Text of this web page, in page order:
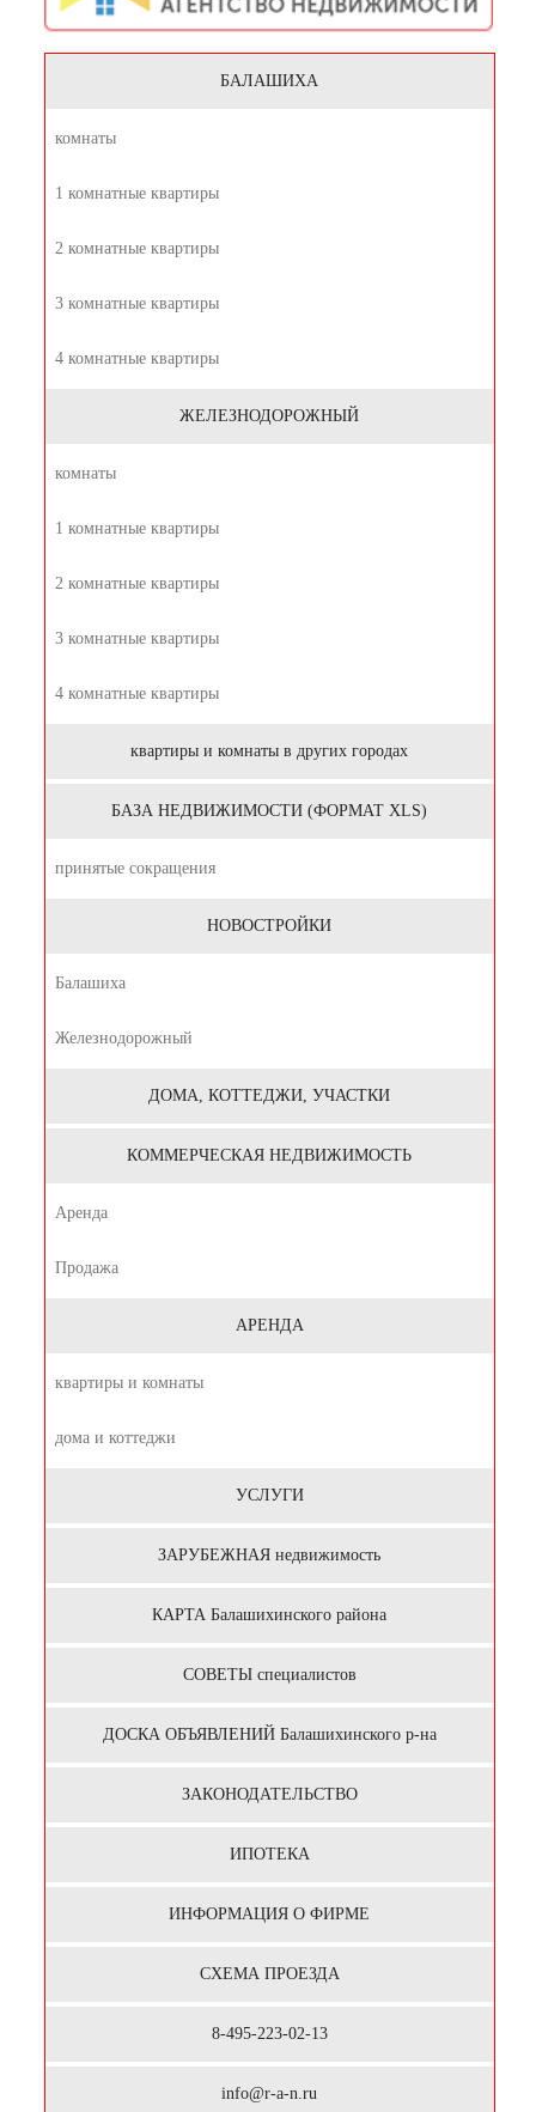
БАЛАШИХА
комнаты
1 комнатные квартиры
2 комнатные квартиры
3 комнатные квартиры
4 комнатные квартиры
ЖЕЛЕЗНОДОРОЖНЫЙ
комнаты
1 комнатные квартиры
2 комнатные квартиры
3 комнатные квартиры
4 комнатные квартиры
квартиры и комнаты в других городах
БАЗА НЕДВИЖИМОСТИ (ФОРМАТ XLS)
принятые сокращения
НОВОСТРОЙКИ
Балашиха
Железнодорожный
ДОМА, КОТТЕДЖИ, УЧАСТКИ
КОММЕРЧЕСКАЯ НЕДВИЖИМОСТЬ
Аренда
Продажа
АРЕНДА
квартиры и комнаты
дома и коттеджи
УСЛУГИ
ЗАРУБЕЖНАЯ недвижимость
КАРТА Балашихинского района
СОВЕТЫ специалистов
ДОСКА ОБЪЯВЛЕНИЙ Балашихинского р-на
ЗАКОНОДАТЕЛЬСТВО
ИПОТЕКА
ИНФОРМАЦИЯ О ФИРМЕ
СХЕМА ПРОЕЗДА
8-495-223-02-13
info@r-a-n.ru